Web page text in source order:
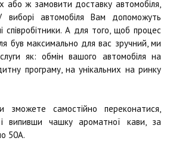
або ж замовити доставку автомобіля,
автомобіля Вам допоможуть
співробітники. А для того, щоб процес
був максимально для вас зручний, ми
як: обмін вашого автомобіля на
програму, на унікальних на ринку
самостійно переконатися,
випивши чашку ароматної кави, за
50А.